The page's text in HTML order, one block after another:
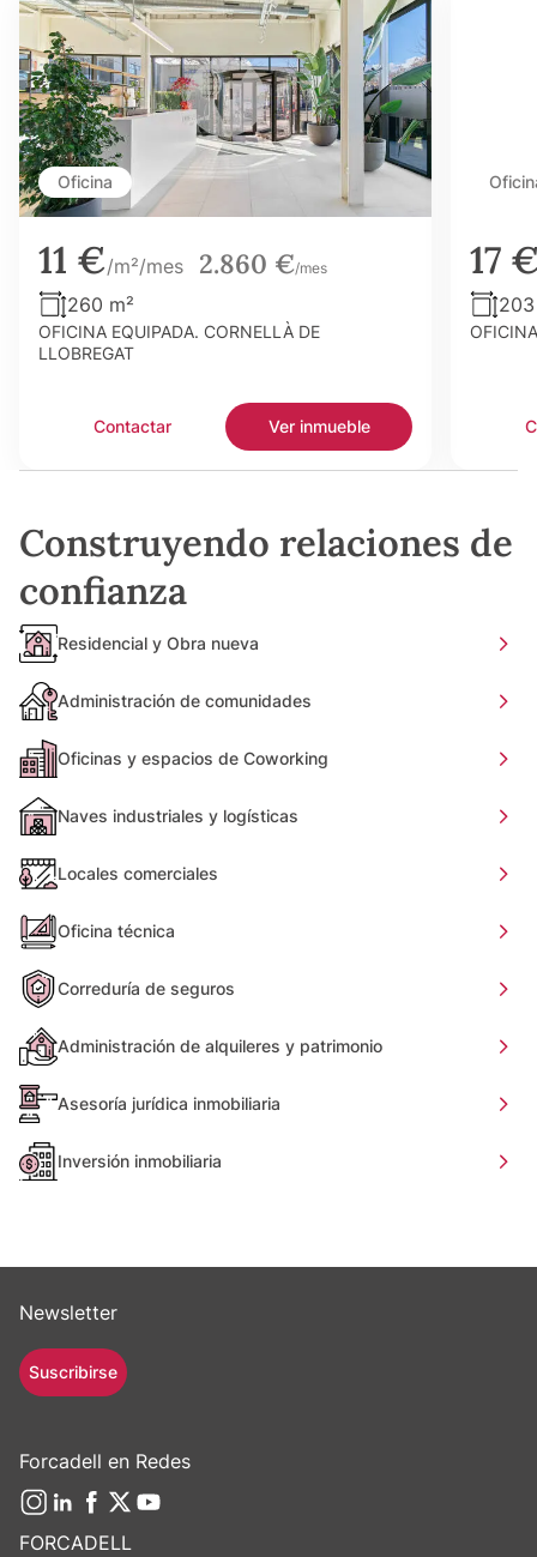
Oficina
11 €/m²/mes 2.860 €/mes
260 m²
OFICINA EQUIPADA. CORNELLÀ DE
LLOBREGAT
Contactar Ver inmueble
17
Construyendo relaciones de
confianza
Residencial y Obra nueva
Administración de comunidades
Oficinas y espacios de Coworking
Naves industriales y logísticas
Locales comerciales
Oficina técnica
Correduría de seguros
Administración de alquileres y patrimonio
Asesoría jurídica inmobiliaria
Inversión inmobiliaria
FORCADELL
Newsletter
Suscribirse
Forcadell en Redes